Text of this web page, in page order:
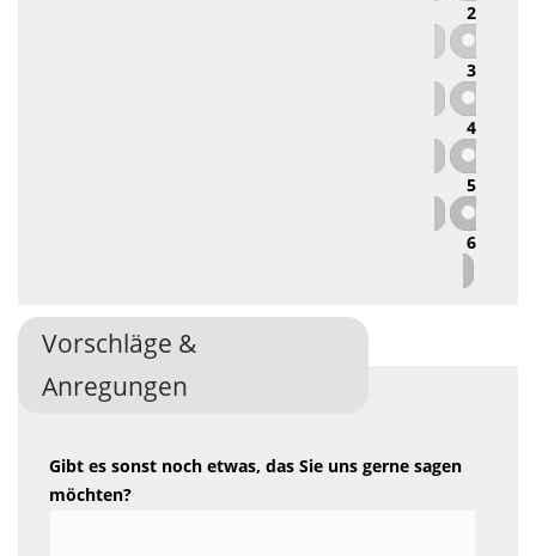
2
3
4
5
6
Vorschläge &
Anregungen
Gibt es sonst noch etwas, das Sie uns gerne sagen
möchten?